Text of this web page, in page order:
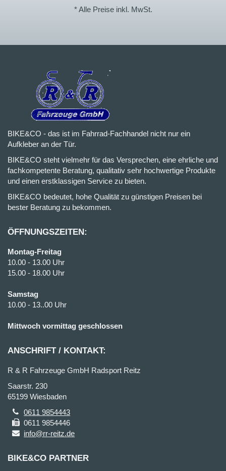
* Alle Preise inkl. MwSt.
BIKE&CO - das ist im Fahrrad-Fachhandel nicht nur ein
Aufkleber an der Tür.
BIKE&CO steht vielmehr für das Versprechen, eine ehrliche und
fachkompetente Beratung, qualitativ sehr hochwertige Produkte
und einen erstklassigen Service zu bieten.
BIKE&CO bedeutet, hohe Qualität zu günstigen Preisen bei
bester Beratung zu bekommen.
ÖFFNUNGSZEITEN:
Montag-Freitag
10.00 - 13.00 Uhr
15.00 - 18.00 Uhr
Samstag
10.00 - 13..00 Uhr
Mittwoch vormittag geschlossen
ANSCHRIFT / KONTAKT:
R & R Fahrzeuge GmbH Radsport Reitz
Saarstr. 230
65199 Wiesbaden
0611 9854443
0611 9854446
info@rr-reitz.de
BIKE&CO PARTNER